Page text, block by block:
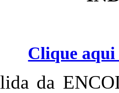
Clique
da